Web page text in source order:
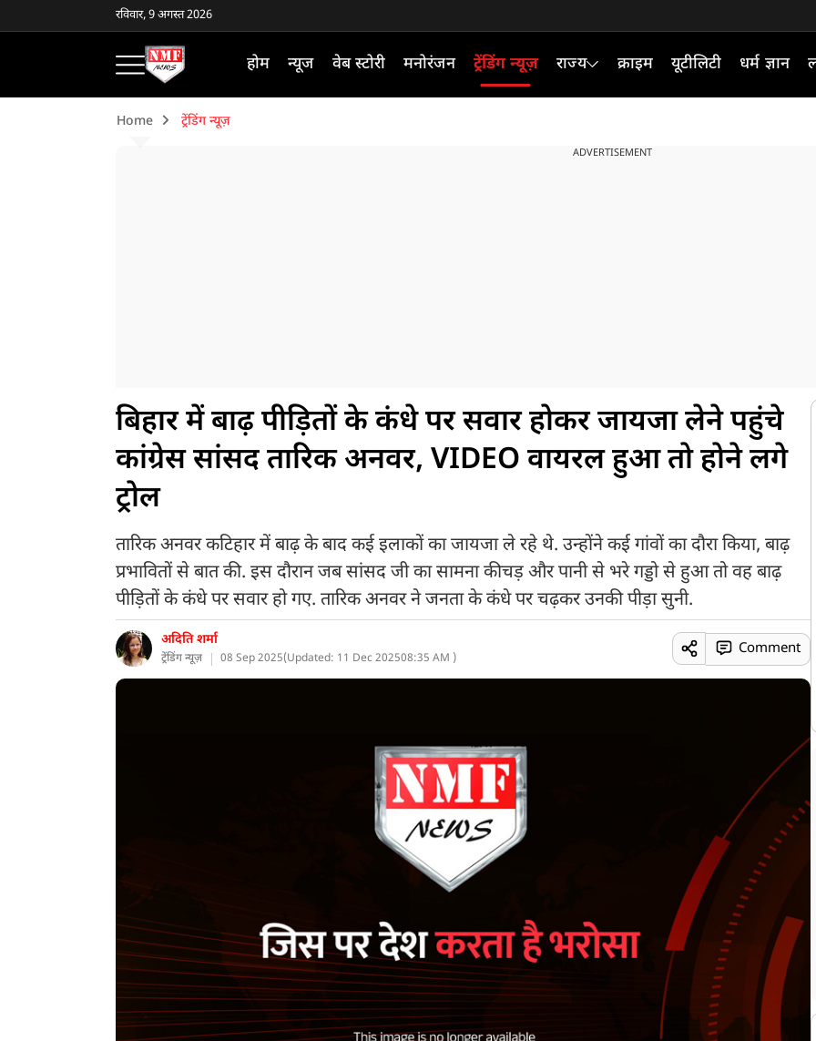
रविवार, 9 अगस्त 2026
होम न्यूज वेब स्टोरी मनोरंजन ट्रेंडिंग न्यूज़ राज्य क्राइम यूटीलिटी धर्म ज्ञान
Home ट्रेंडिंग न्यूज़
ADVERTISEMENT
बिहार में बाढ़ पीड़ितों के कंधे पर सवार होकर जायजा लेने पहुंचे
कांग्रेस सांसद तारिक अनवर, VIDEO वायरल हुआ तो होने लगे
ट्रोल
तारिक अनवर कटिहार में बाढ़ के बाद कई इलाकों का जायजा ले रहे थे. उन्होंने कई गांवों का दौरा किया, बाढ़
प्रभावितों से बात की. इस दौरान जब सांसद जी का सामना कीचड़ और पानी से भरे गड्डो से हुआ तो वह बाढ़
पीड़ितों के कंधे पर सवार हो गए. तारिक अनवर ने जनता के कंधे पर चढ़कर उनकी पीड़ा सुनी.
अदिति शर्मा
ट्रेंडिंग न्यूज़ 08 Sep 2025(Updated: 11 Dec 202508:35 AM )
Comment